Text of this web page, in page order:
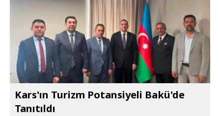
Kars'ın Turizm Potansiyeli Bakü'de
Tanıtıldı